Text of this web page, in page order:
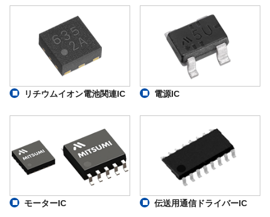
リチウムイオン電池関連IC 電源IC
モーターIC 伝送用通信ドライバーIC